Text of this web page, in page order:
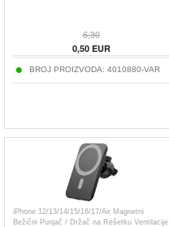
6,30
0,50EUR
BROJ PROIZVODA: 4010880-VAR
iPhone 12/13/14/15/16/17/Air Magnetni
Bežični Punjač / Držač na Rešetku Ventilacije